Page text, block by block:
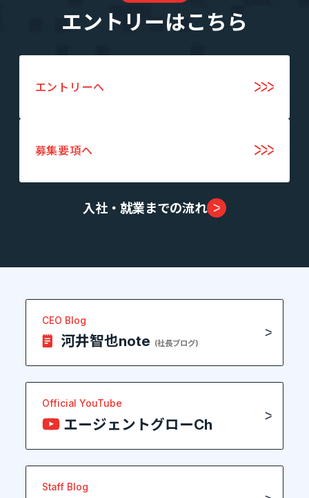
エントリーはこちら
エントリーへ
募集要項へ
入社・就業までの流れ
CEO Blog
河井智也note (社長ブログ)
Official YouTube
エージェントグローCh
Staff Blog